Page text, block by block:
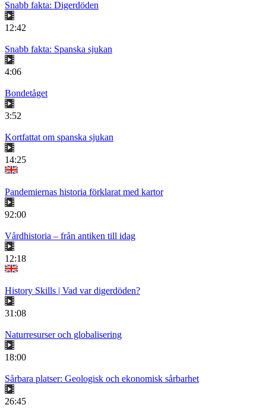
Snabb fakta: Digerdöden
12:42
Snabb fakta: Spanska sjukan
4:06
Bondetåget
3:52
Kortfattat om spanska sjukan
14:25
Pandemiernas historia förklarat med kartor
92:00
Vårdhistoria – från antiken till idag
12:18
History Skills | Vad var digerdöden?
31:08
Naturresurser och globalisering
18:00
Sårbara platser: Geologisk och ekonomisk sårbarhet
26:45